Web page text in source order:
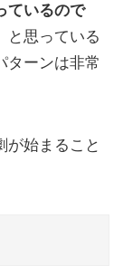
ているので
と思っている
ターンは非常
が始まること